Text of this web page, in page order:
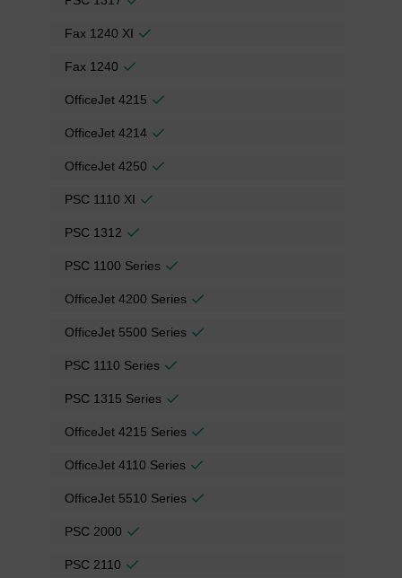
Fax 1240 XI
Fax 1240
OfficeJet 4215
OfficeJet 4214
OfficeJet 4250
PSC 1110 XI
PSC 1312
PSC 1100 Series
OfficeJet 4200 Series
OfficeJet 5500 Series
PSC 1110 Series
PSC 1315 Series
OfficeJet 4215 Series
OfficeJet 4110 Series
OfficeJet 5510 Series
PSC 2000
PSC 2110